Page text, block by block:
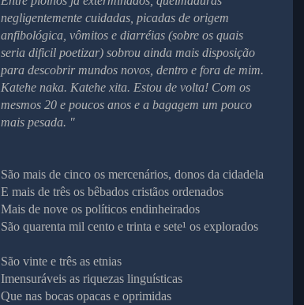
negligentemente cuidadas, picadas de origem
anfibológica, vômitos e diarréias (sobre os quais
seria dificil poetizar) sobrou ainda mais disposição
para descobrir mundos novos, dentro e fora de mim.
Katehe naka. Katehe xita. Estou de volta! Com os
mesmos 20 e poucos anos e a bagagem um pouco
mais pesada. "
São mais de cinco os mercenários, donos da cidadela
E mais de três os bêbados cristãos ordenados
Mais de nove os políticos endinheirados
São quarenta mil cento e trinta e sete¹ os explorados
São vinte e três as etnias
Imensuráveis as riquezas linguísticas
Que nas bocas opacas e oprimidas